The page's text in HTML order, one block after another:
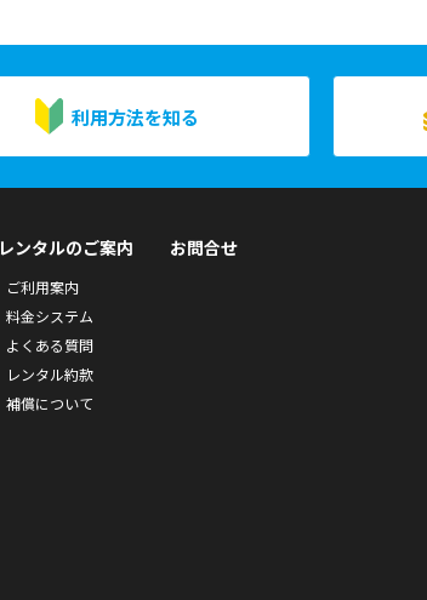
利用方法を知る
レンタルのご案内
ご利用案内
料金システム
よくある質問
レンタル約款
補償について
お問合せ